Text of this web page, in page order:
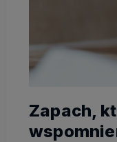
Zapach,